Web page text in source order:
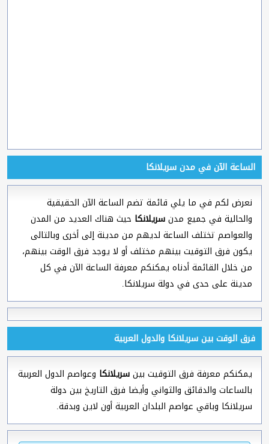
الساعة الآن في مدن سريلانكا
نعرض لكم في ما يلي قائمة تضم الساعة الآن الحقيقية
والحالية في جميع مدنسريلانكا حيث هناك العديد من المدن
والعواصم تختلف الساعة لديهم من مدينة إلى أخرى وبالتالى
يكون فرق التوقيت بينهم مختلف أو لا يوجد فرق الوقت بينهم،
من خلال القائمة أدناه يمكنكم معرفة الساعة الآن في كل
مدينة على حدى في دولة سريلانكا.
فرق الوقت بين سريلانكا والدول العربية
يمكنكم معرفة فرق التوقيت بينسريلانكا وعواصم الدول العربية
بالساعات والدقائق والثواني وأيضا فرق التاريخ بين دولة
سريلانكا وباقي عواصم البلدان العربية أون لاين وبدقة.